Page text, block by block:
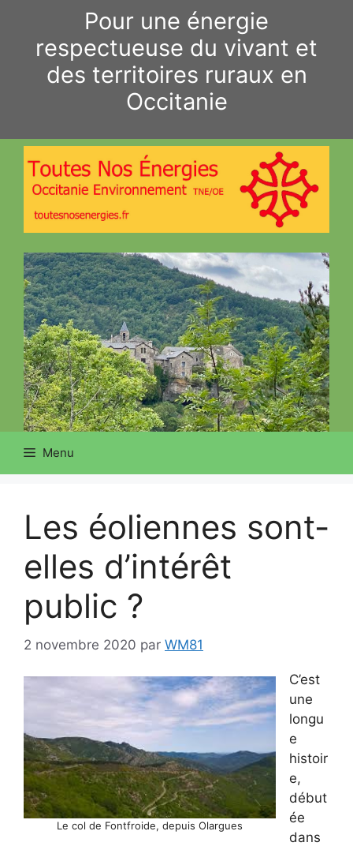
contenu
Pour une énergie
respectueuse du vivant et
des territoires ruraux en
Occitanie
Menu
Les éoliennes sont-
elles d’intérêt
public ?
2 novembre 2020 par WM81
Le col de Fontfroide, depuis Olargues
C’est
une
longu
e
histoir
e,
début
ée
dans